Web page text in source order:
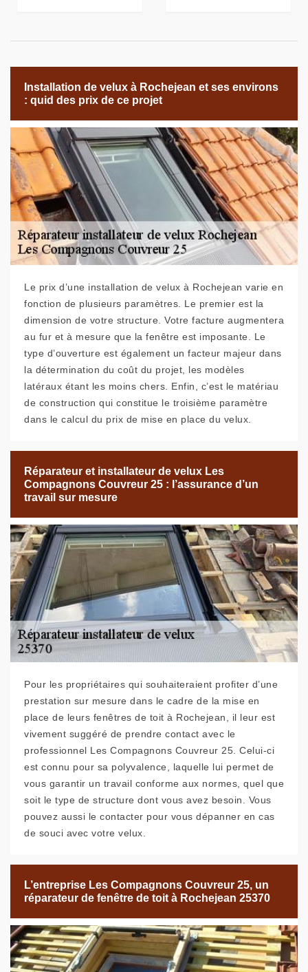
Installation de velux à Rochejean et ses environs
: quid des prix de ce projet
Le prix d’une installation de velux à Rochejean varie en
fonction de plusieurs paramètres. Le premier est la
dimension de votre structure. Votre facture augmentera
au fur et à mesure que la fenêtre est imposante. Le
type d’ouverture est également un facteur majeur dans
la détermination du coût du projet, les modèles
latéraux étant les moins chers. Enfin, c’est le matériau
de construction qui constitue le troisième paramètre
dans le calcul du prix de mise en place du velux.
Réparateur et installateur de velux Les
Compagnons Couvreur 25 : l’assurance d’un
travail sur mesure
Pour les propriétaires qui souhaiteraient profiter d’une
prestation sur mesure dans le cadre de la mise en
place de leurs fenêtres de toit à Rochejean, il leur est
vivement suggéré de prendre contact avec le
professionnel Les Compagnons Couvreur 25. Celui-ci
est connu pour sa polyvalence, laquelle lui permet de
vous garantir un travail conforme aux normes, quel que
soit le type de structure dont vous avez besoin. Vous
pouvez aussi le contacter pour vous dépanner en cas
de souci avec votre velux.
L’entreprise Les Compagnons Couvreur 25, un
réparateur de fenêtre de toit à Rochejean 25370